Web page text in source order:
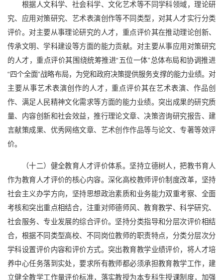
根据人文科学、社会科学、文化艺术等不同学科领域，理论研
究、应用对策研究、艺术表演创作等不同类型，对其人才实行分类
评价。对主要从事理论研究的人才，重点评价其在推动理论创新、
传承文明、学科建设等方面的能力贡献。对主要从事应用对策研究
的人才，重点评价其围绕统筹推进“五位一体”总体布局和协调推进
“四个全面”战略布局，为党和政府决策提供服务支撑的能力业绩。对
主要从事艺术表演创作的人才，重点评价其在艺术表演、作品创
作、满足人民精神文化需求等方面的能力业绩。突出成果的研究质
量、内容创新和社会效益，推行理论文章、决策咨询研究报告、建
言献策成果、优秀网络文章、艺术创作作品等与论文、专著等效评
价。
（十二）健全教育人才评价体系。坚持立德树人，把教书育人
作为教育人才评价的核心内容。深化高校教师评价制度改革，坚持
社会主义办学方向，坚持思想政治素质和业务能力双重考察、全面
考核和突出重点相结合，注重对师德师风、教育教学、科学研究、
社会服务、专业发展的综合评价。坚持分类指导和分层次评价相结
合，根据不同类型高校、不同岗位教师的职责特点，分类分层次分
学科设置评价内容和评价方式。突出教育教学业绩评价，将人才培
养中心任务落到实处，要求所有教师都必须承担教育教学工作，建
立健全教学工作量评价标准，落实教授为本专科生授课制度，加强